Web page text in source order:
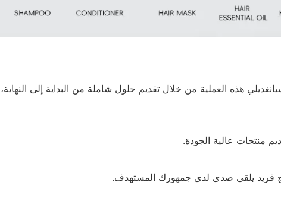
هذه العملية من خلال تقديم حلول شاملة من البداية إلى النهاية،
منتجات عالية الجودة.
فريد يلقى صدى لدى جمهورك المستهدف.